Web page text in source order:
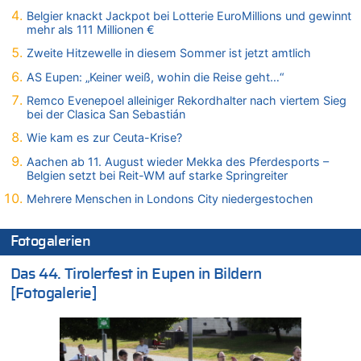
Zweite Hitzewelle in diesem Sommer ist jetzt amtlich
Leipzig, Mechernich und die Frage: Wer steckt hinter den
Drohnen mit Strengstoff? War es Russland?
08.08.2026 - 15:34 von JoKrings zu
Leipzig, Mechernich und die Frage: Wer steckt hinter den
Mehrere Menschen in Londons City niedergestochen
Leipzig, Mechernich und die Frage: Wer steckt hinter den
08.08.2026 - 14:54 von Alfons van Compernolle zu
mehr als 111 Millionen €
08.08.2026 - 14:47 von Peer Wermuth zu
Drohnen mit Strengstoff? War es Russland?
08.08.2026 - 14:29 von Achso Dax zu
Belgier knackt Jackpot bei Lotterie EuroMillions und gewinnt
mehr als 111 Millionen €
Zweite Hitzewelle in diesem Sommer ist jetzt amtlich
AS Eupen: „Keiner weiß, wohin die Reise geht…“
Remco Evenepoel alleiniger Rekordhalter nach viertem Sieg
bei der Clasica San Sebastián
Wie kam es zur Ceuta-Krise?
Aachen ab 11. August wieder Mekka des Pferdesports –
Belgien setzt bei Reit-WM auf starke Springreiter
Mehrere Menschen in Londons City niedergestochen
Fotogalerien
Das 44. Tirolerfest in Eupen in Bildern
[Fotogalerie]